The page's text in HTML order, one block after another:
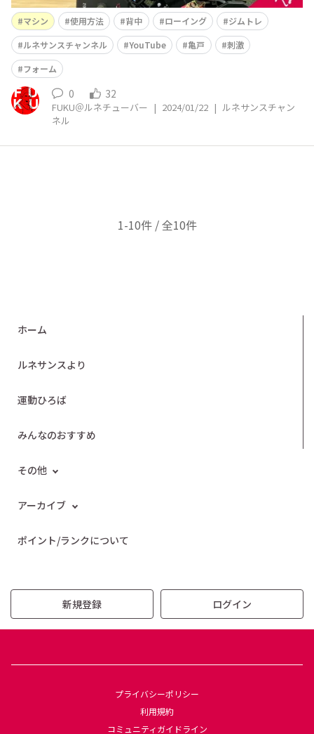
マシン 使用方法 背中 ローイング
ジムトレ
ルネサンスチャンネル
YouTube 亀戸
刺激
フォーム
0 32
FUKU＠ルネチューバー | 2024/01/22 | ルネサンスチャン
ネル
1-10件 / 全10件
ホーム
ルネサンスより
運動ひろば
みんなのおすすめ
その他
アーカイブ
ポイント/ランクについて
新規登録 ログイン
プライバシーポリシー
利用規約
コミュニティガイドライン